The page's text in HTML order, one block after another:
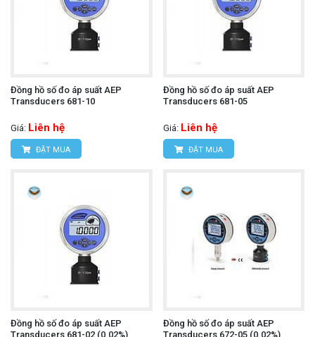
Đồng hồ số đo áp suất AEP
Transducers 681-10
Giá: Liên hệ
ĐẶT MUA
Đồng hồ số đo áp suất AEP
Transducers 681-05
Giá: Liên hệ
ĐẶT MUA
Đồng hồ số đo áp suất AEP
Transducers 681-02 (0.02%)
Đồng hồ số đo áp suất AEP
Transducers 672-05 (0.02%)